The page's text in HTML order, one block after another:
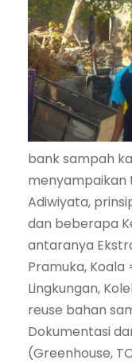
bank sampah
Adiwiyata,
dan beberapa
antaranya
Pramuka, Koala
Lingkungan,
reuse bahan
Dokumentasi
(Greenhouse,